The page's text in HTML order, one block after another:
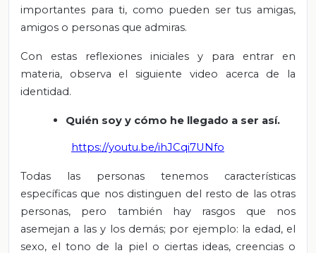
importantes para ti, como pueden ser tus amigas,
amigos o personas que admiras.
Con estas reflexiones iniciales y para entrar en
materia, observa el siguiente video acerca de la
identidad.
Quién soy y cómo he llegado a ser así.
https://youtu.be/ihJCqi7UNfo
Todas las personas tenemos características
específicas que nos distinguen del resto de las otras
personas, pero también hay rasgos que nos
asemejan a las y los demás; por ejemplo: la edad, el
sexo, el tono de la piel o ciertas ideas, creencias o